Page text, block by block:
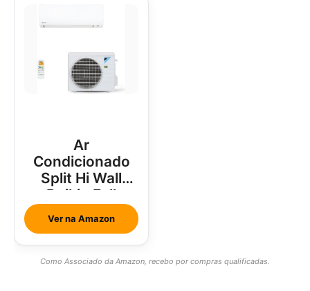
Ar
Condicionado
Split Hi Wall
Daikin Full
Inverter 18000
Btus
Ver na Amazon
Como Associado da Amazon, recebo por compras qualificadas.